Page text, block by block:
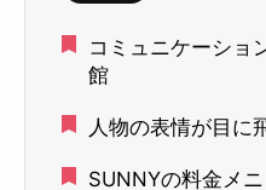
コミュニケーショ
館
人物の表情が目に
SUNNYの料金メ